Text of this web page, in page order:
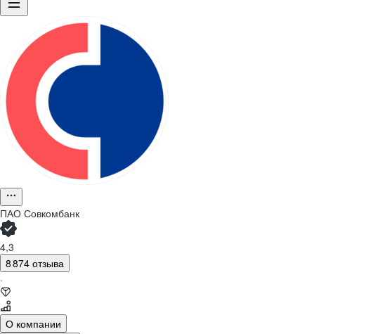
ПАО Совкомбанк
4,3
8 874 отзыва
·
О компании